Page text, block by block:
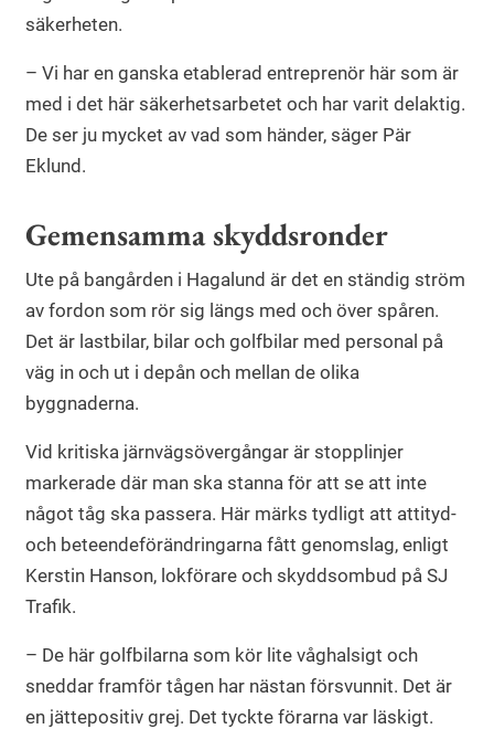
säkerheten.
– Vi har en ganska etablerad entreprenör här som är
med i det här säkerhetsarbetet och har varit delaktig.
De ser ju mycket av vad som händer, säger Pär
Eklund.
Gemensamma skyddsronder
Ute på bangården i Hagalund är det en ständig ström
av fordon som rör sig längs med och över spåren.
Det är lastbilar, bilar och golfbilar med personal på
väg in och ut i depån och mellan de olika
byggnaderna.
Vid kritiska järnvägsövergångar är stopplinjer
markerade där man ska stanna för att se att inte
något tåg ska passera. Här märks tydligt att attityd-
och beteendeförändringarna fått genomslag, enligt
Kerstin Hanson, lokförare och skyddsombud på SJ
Trafik.
– De här golfbilarna som kör lite våghalsigt och
sneddar framför tågen har nästan försvunnit. Det är
en jättepositiv grej. Det tyckte förarna var läskigt.